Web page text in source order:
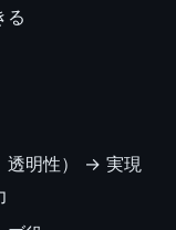
る
透明性） → 実現